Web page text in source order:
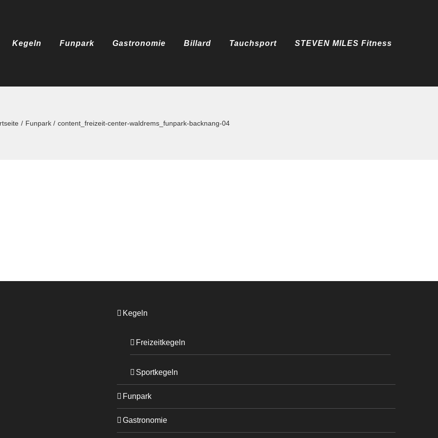
Kegeln
Funpark Gastronomie Billard Tauchsport STEVEN MILES Fitness
Funpark content_freizeit-center-waldrems_funpark-backnang-04
Kegeln
Freizeitkegeln
Sportkegeln
Funpark
Gastronomie